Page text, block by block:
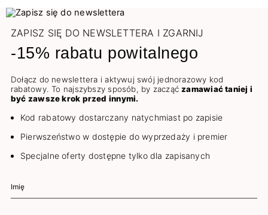
ZAPISZ SIĘ DO NEWSLETTERA I ZGARNIJ
-15% rabatu powitalnego
Dołącz do newslettera i aktywuj swój jednorazowy kod
rabatowy. To najszybszy sposób, by zacząćzamawiać taniej i
być zawsze krok przed innymi.
Kod rabatowy dostarczany natychmiast po zapisie
Pierwszeństwo w dostępie do wyprzedaży i premier
Specjalne oferty dostępne tylko dla zapisanych